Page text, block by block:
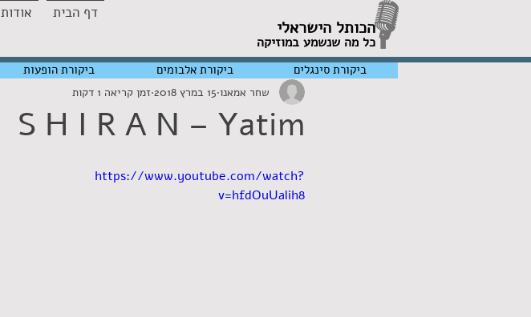
הכותל הישראלי
כל מה שנשמע במוזיקה
דף הבית אודות
S H I R A N – Yatim
שחר אמאנו 15 במרץ 2018 זמן קריאה 1 דקות
https://www.youtube.com/watch?
v=hfdOuUalih8
ביקורת הופעות ביקורת אלבומים ביקורת סינגלים